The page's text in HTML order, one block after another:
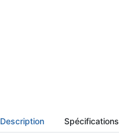
Description Spécifications